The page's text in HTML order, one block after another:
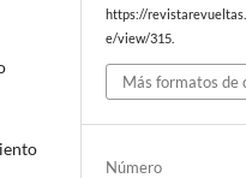
https://
e/view/315.
Más formatos de
Número